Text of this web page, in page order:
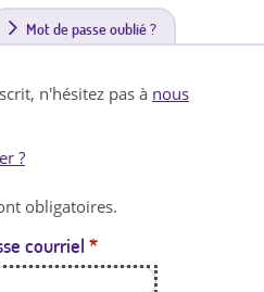
Mot de passe oublié ?
n'hésitez pas à nous
?
obligatoires.
courriel *